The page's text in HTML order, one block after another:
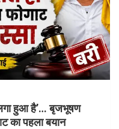
हुआ है’… बृजभूषण
का पहला बयान